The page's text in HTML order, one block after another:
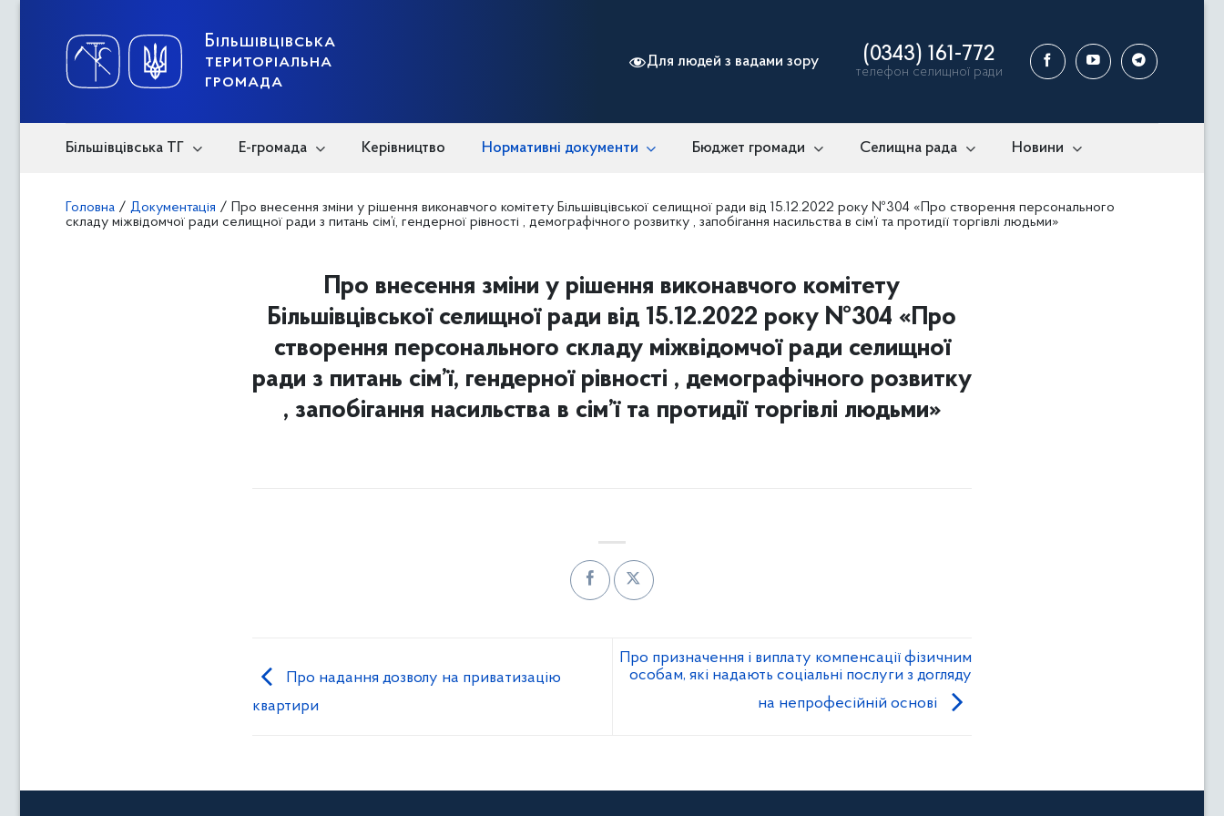
Більшівцівська
територіальна
громада
Для людей з вадами зору (0343) 161-772
телефон селищної ради
Більшівцівська ТГ Е-громада Керівництво Нормативні документи Бюджет громади Селищна рада Новини
Головна / Документація /
Про внесення зміни у рішення виконавчого комітету Більшівцівської селищної ради від 15.12.2022 року №304 «Про створення персонального
складу міжвідомчої ради селищної ради з питань сім’ї, гендерної рівності , демографічного розвитку , запобігання насильства в сім’ї та протидії торгівлі людьми»
Про внесення зміни у рішення виконавчого комітету
Більшівцівської селищної ради від 15.12.2022 року №304 «Про
створення персонального складу міжвідомчої ради селищної
ради з питань сім’ї, гендерної рівності , демографічного розвитку
, запобігання насильства в сім’ї та протидії торгівлі людьми»
Про надання дозволу на приватизацію
квартири
Про призначення і виплату компенсації фізичним
особам, які надають соціальні послуги з догляду
на непрофесійній основі